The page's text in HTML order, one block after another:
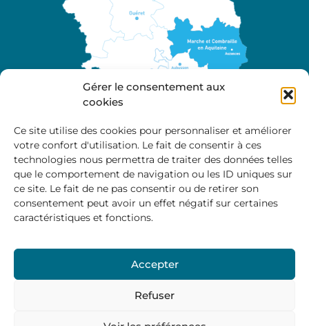
Gérer le consentement aux
cookies
Ce site utilise des cookies pour personnaliser et améliorer
votre confort d'utilisation. Le fait de consentir à ces
technologies nous permettra de traiter des données telles
que le comportement de navigation ou les ID uniques sur
ce site. Le fait de ne pas consentir ou de retirer son
consentement peut avoir un effet négatif sur certaines
caractéristiques et fonctions.
Accepter
Refuser
A propos
Site officiel de la Communauté de Communes
Marche et Combraille en Aquitaine
Horaires d’ouverture :
9:00 – 12:00 / 14:00 – 17:00
Vendredi: 9:00 – 12:00